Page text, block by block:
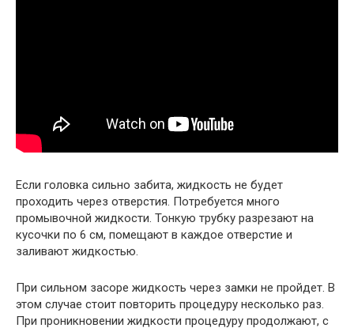
Если головка сильно забита, жидкость не будет
проходить через отверстия. Потребуется много
промывочной жидкости. Тонкую трубку разрезают на
кусочки по 6 см, помещают в каждое отверстие и
заливают жидкостью.
При сильном засоре жидкость через замки не пройдет. В
этом случае стоит повторить процедуру несколько раз.
При проникновении жидкости процедуру продолжают, с